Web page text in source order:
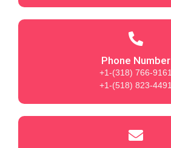
Phone Number
+1-(318) 766-9161
+1-(518) 823-4491